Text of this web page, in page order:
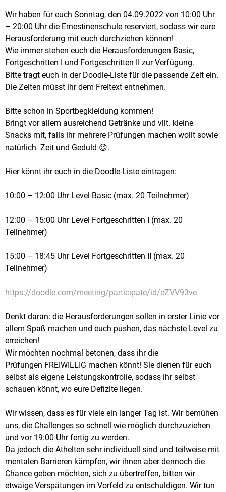
Wir haben für euch Sonntag, den 04.09.2022 von 10:00 Uhr
– 20:00 Uhr die Ernestinenschule reserviert, sodass wir eure
Herausforderung mit euch durchziehen können!
Wie immer stehen euch die Herausforderungen Basic,
Fortgeschritten I und Fortgeschritten II zur Verfügung.
Bitte tragt euch in der Doodle-Liste für die passende Zeit ein.
Die Zeiten müsst ihr dem Freitext entnehmen.
Bitte schon in Sportbegkleidung kommen!
Bringt vor allem ausreichend Getränke und vllt. kleine
Snacks mit, falls ihr mehrere Prüfungen machen wollt sowie
natürlich Zeit und Geduld 😉.
Hier könnt ihr euch in die Doodle-Liste eintragen:
10:00 – 12:00 Uhr Level Basic (max. 20 Teilnehmer)
12:00 – 15:00 Uhr Level Fortgeschritten I (max. 20
Teilnehmer)
15:00 – 18:45 Uhr Level Fortgeschritten II (max. 20
Teilnehmer)
https://doodle.com/meeting/participate/id/eZVV93ve
Denkt daran: die Herausforderungen sollen in erster Linie vor
allem Spaß machen und euch pushen, das nächste Level zu
erreichen!
Wir möchten nochmal betonen, dass ihr die
Prüfungen FREIWILLIG machen könnt! Sie dienen für euch
selbst als eigene Leistungskontrolle, sodass ihr selbst
schauen könnt, wo eure Defizite liegen.
Wir wissen, dass es für viele ein langer Tag ist. Wir bemühen
uns, die Challenges so schnell wie möglich durchzuziehen
und vor 19:00 Uhr fertig zu werden.
Da jedoch die Athelten sehr individuell sind und teilweise mit
mentalen Barrieren kämpfen, wir ihnen aber dennoch die
Chance geben möchten, sich zu übertreffen, bitten wir
etwaige Verspätungen im Vorfeld zu entschuldigen. Wir tun